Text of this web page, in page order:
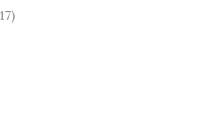
17